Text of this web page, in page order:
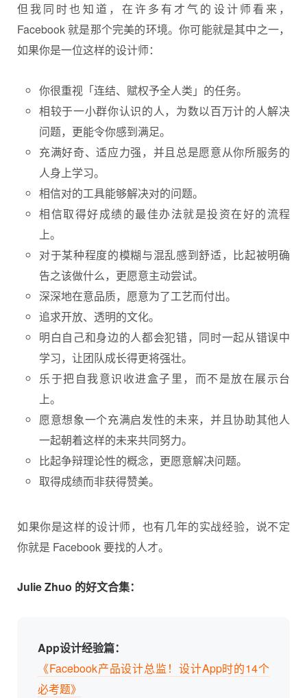
但我同时也知道，在许多有才气的设计师看来，
Facebook 就是那个完美的环境。你可能就是其中之一，
如果你是一位这样的设计师：
你很重视「连结、赋权予全人类」的任务。
相较于一小群你认识的人，为数以百万计的人解决
问题，更能令你感到满足。
充满好奇、适应力强，并且总是愿意从你所服务的
人身上学习。
相信对的工具能够解决对的问题。
相信取得好成绩的最佳办法就是投资在好的流程
上。
对于某种程度的模糊与混乱感到舒适，比起被明确
告之该做什么，更愿意主动尝试。
深深地在意品质，愿意为了工艺而付出。
追求开放、透明的文化。
明白自己和身边的人都会犯错，同时一起从错误中
学习，让团队成长得更将强壮。
乐于把自我意识收进盒子里，而不是放在展示台
上。
愿意想象一个充满启发性的未来，并且协助其他人
一起朝着这样的未来共同努力。
比起争辩理论性的概念，更愿意解决问题。
取得成绩而非获得赞美。
如果你是这样的设计师，也有几年的实战经验，说不定
你就是 Facebook 要找的人才。
Julie Zhuo 的好文合集：
App设计经验篇：
《Facebook产品设计总监！设计App时的14个
必考题》